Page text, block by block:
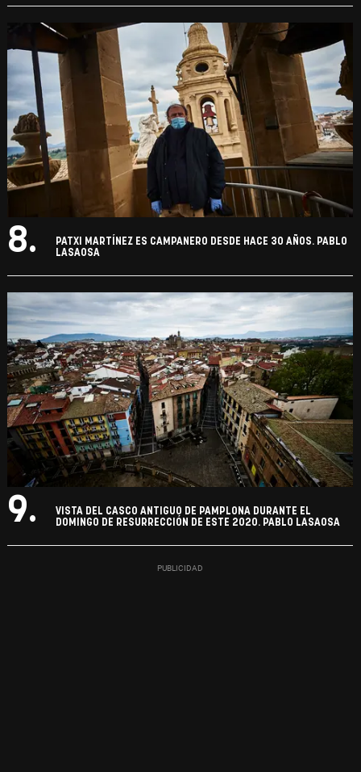
8.
PATXI MARTÍNEZ ES CAMPANERO DESDE HACE 30 AÑOS. PABLO
LASAOSA
9.
VISTA DEL CASCO ANTIGUO DE PAMPLONA DURANTE EL
DOMINGO DE RESURRECCIÓN DE ESTE 2020. PABLO LASAOSA